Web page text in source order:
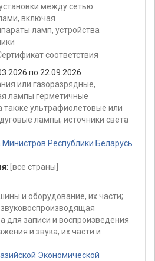
между сетью
включая
ламп, устройства
соответствия
по 22.09.2026
или газоразрядные,
лампы герметичные
также ультрафиолетовые или
лампы; источники света
Республики Беларусь
: [все страны]
и оборудование, их части;
для записи и воспроизведения
и звука, их части и
Экономической